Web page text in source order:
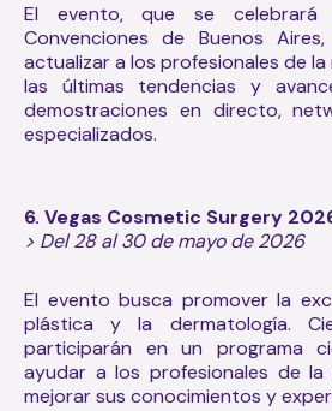
El evento, que se
Convenciones de Buenos
actualizar a los profesionales de
las últimas tendencias y
demostraciones en directo,
especializados.
6. Vegas Cosmetic Surgery
> Del 28 al 30 de mayo de 2026
El evento busca promover la
plástica y la dermatología.
participarán en un programa
ayudar a los profesionales de
mejorar sus conocimientos y